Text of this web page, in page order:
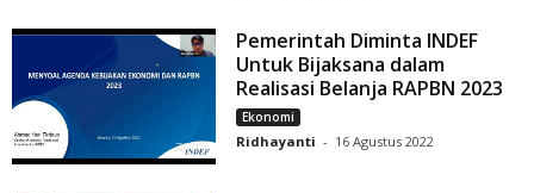
Pemerintah Diminta INDEF
Untuk Bijaksana dalam
Realisasi Belanja RAPBN 2023
Ekonomi
Ridhayanti - 16 Agustus 2022